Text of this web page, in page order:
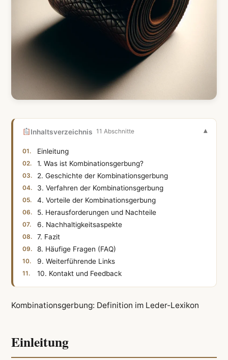
Inhaltsverzeichnis 11 Abschnitte
Einleitung
1. Was ist Kombinationsgerbung?
2. Geschichte der Kombinationsgerbung
3. Verfahren der Kombinationsgerbung
4. Vorteile der Kombinationsgerbung
5. Herausforderungen und Nachteile
6. Nachhaltigkeitsaspekte
7. Fazit
8. Häufige Fragen (FAQ)
9. Weiterführende Links
10. Kontakt und Feedback
Kombinationsgerbung: Definition im Leder-Lexikon
Einleitung